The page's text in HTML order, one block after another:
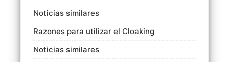
Noticias similares
Razones para utilizar el Cloaking
Noticias similares